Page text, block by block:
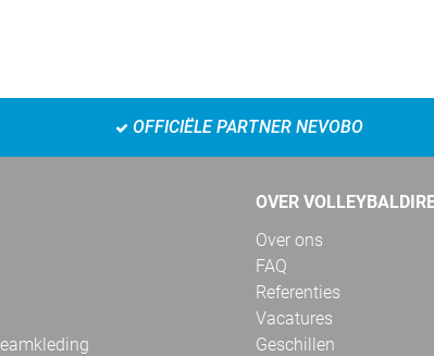
OFFICIËLE PARTNER NEVOBO
OVER
Over ons
FAQ
Referenties
Vacatures
Geschillen